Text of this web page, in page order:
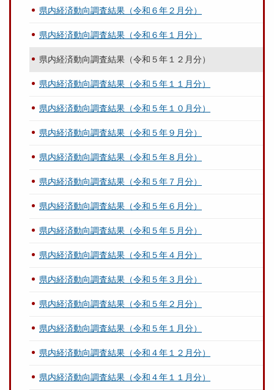
県内経済動向調査結果（令和６年２月分）
県内経済動向調査結果（令和６年１月分）
県内経済動向調査結果（令和５年１２月分）
県内経済動向調査結果（令和５年１１月分）
県内経済動向調査結果（令和５年１０月分）
県内経済動向調査結果（令和５年９月分）
県内経済動向調査結果（令和５年８月分）
県内経済動向調査結果（令和５年７月分）
県内経済動向調査結果（令和５年６月分）
県内経済動向調査結果（令和５年５月分）
県内経済動向調査結果（令和５年４月分）
県内経済動向調査結果（令和５年３月分）
県内経済動向調査結果（令和５年２月分）
県内経済動向調査結果（令和５年１月分）
県内経済動向調査結果（令和４年１２月分）
県内経済動向調査結果（令和４年１１月分）